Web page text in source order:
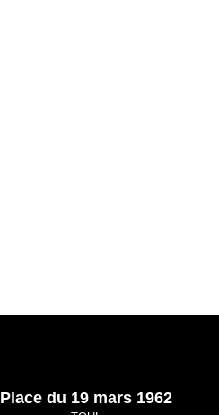
Place du 19 mars 1962